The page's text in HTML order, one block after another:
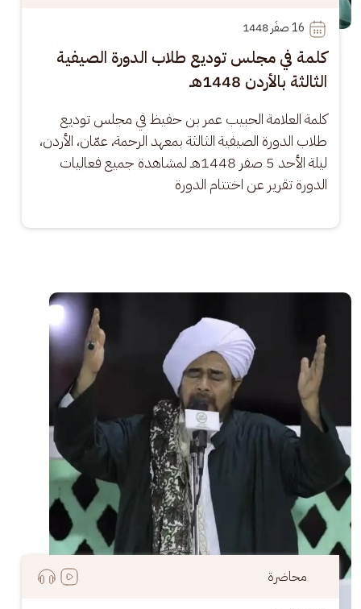
16 صفَر 1448
كلمة في مجلس توديع طلاب الدورة الصيفية
الثالثة بالأردن 1448هـ
كلمة العلامة الحبيب عمر بن حفيظ في مجلس توديع
طلاب الدورة الصيفية الثالثة بمعهد الرحمة، عمّان، الأردن،
ليلة الأحد 5 صفر 1448هـ لمشاهدة جميع فعاليات
الدورة تقرير عن اختتام الدورة
الصورة
محاضرة